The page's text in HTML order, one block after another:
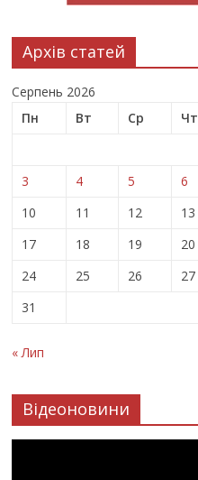
Архів статей
Серпень 2026
Пн
Вт Ср Чт
3
4 5 6
10
11 12 13
17
18 19 20
24
25 26 27
31
« Лип
Відеоновини